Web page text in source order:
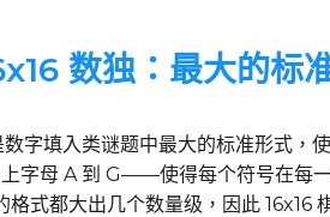
数独：最大的标
数字填入类谜题中最大的标准形式
字母 A 到 G——使得每个符号在每
格式都大出几个数量级，因此